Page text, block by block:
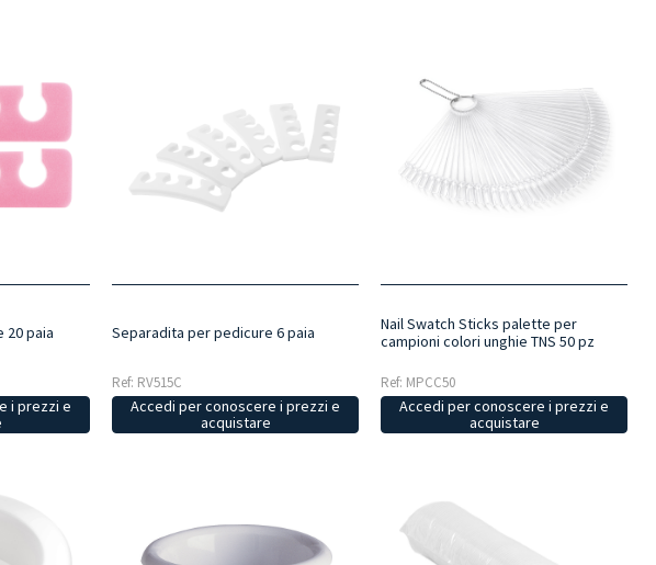
20 paia
i prezzi e
Separadita per pedicure 6 paia
Ref: RV515C
Accedi per conoscere i prezzi e
acquistare
Nail Swatch Sticks palette per
campioni colori unghie TNS 50 pz
Ref: MPCC50
Accedi per conoscere i prezzi e
acquistare